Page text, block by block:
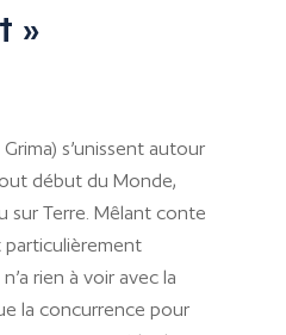
»
s’unissent autour
début du Monde,
sur Terre. Mêlant conte
particulièrement
rien à voir avec la
la concurrence pour